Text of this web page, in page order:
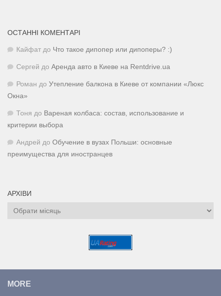
ОСТАННІ КОМЕНТАРІ
Кайфат до Что такое дипопер или дипоперы? :)
Сергей до Аренда авто в Киеве на Rentdrive.ua
Роман до Утепление балкона в Киеве от компании «Люкс
Окна»
Тоня до Вареная колбаса: состав, использование и
критерии выбора
Андрей до Обучение в вузах Польши: основные
преимущества для иностранцев
АРХІВИ
Архіви
MORE